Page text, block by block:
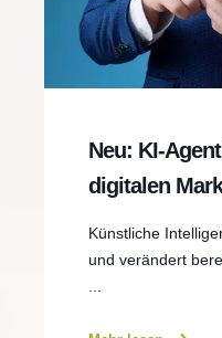
Neu: KI-
digitalen
Künstliche
und verändert